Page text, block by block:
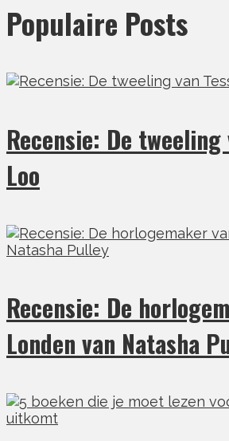
Populaire Posts
Recensie: De tweeling
Loo
Recensie: De
Londen van Natasha